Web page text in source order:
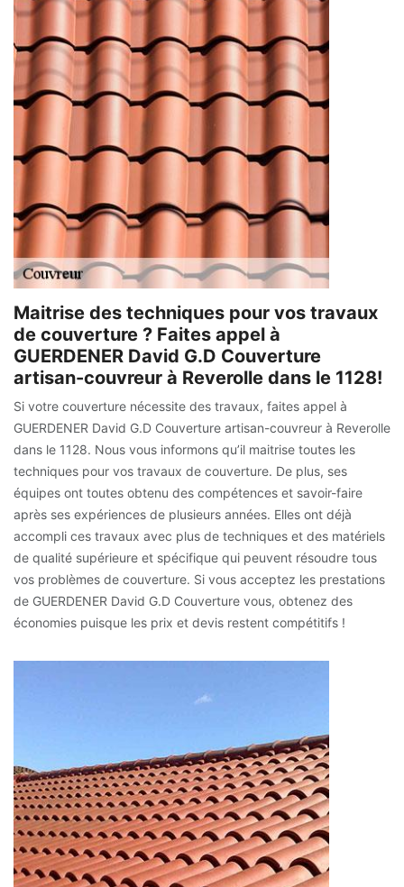
Maitrise des techniques pour vos travaux
de couverture ? Faites appel à
GUERDENER David G.D Couverture
artisan-couvreur à Reverolle dans le 1128!
Si votre couverture nécessite des travaux, faites appel à
GUERDENER David G.D Couverture artisan-couvreur à Reverolle
dans le 1128. Nous vous informons qu’il maitrise toutes les
techniques pour vos travaux de couverture. De plus, ses
équipes ont toutes obtenu des compétences et savoir-faire
après ses expériences de plusieurs années. Elles ont déjà
accompli ces travaux avec plus de techniques et des matériels
de qualité supérieure et spécifique qui peuvent résoudre tous
vos problèmes de couverture. Si vous acceptez les prestations
de GUERDENER David G.D Couverture vous, obtenez des
économies puisque les prix et devis restent compétitifs !